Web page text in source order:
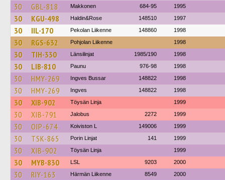
30 GBL-818 Makkonen 684-95 1995
30 KGU-498 Haldin&Rose 148510 1997
30 IIL-170 Pekolan Liikenne 148860 1998
30 RGS-632 Pohjolan Liikenne 1998
30 TIH-330 Länsilinjat 1985/190 1998
30 LIB-810 Paunu 976-98 1998
30 HMY-269 Ingves Bussar 148822 1998
30 HMY-269 Ingves 148822 1998
30 XIB-902 Töysän Linja 1999
30 XIB-791 Jalobus 2272 1999
30 OIP-674 Koiviston L 149006 1999
30 TSK-865 Porin Linjat 141 1999
30 XIB-902 Töysän Linja 1999
30 MYB-830 LSL 9203 2000
30 RIY-163 Härmän Liikenne 8549 2000